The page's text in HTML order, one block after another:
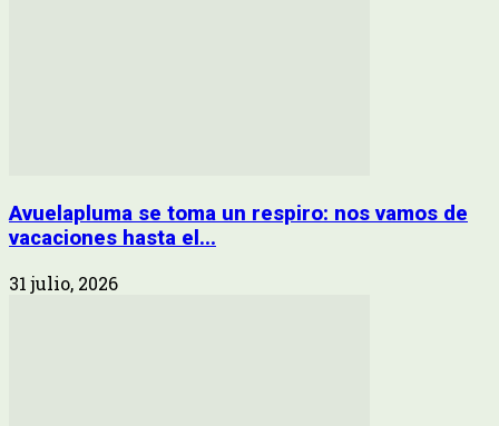
Avuelapluma se toma un respiro: nos vamos de
vacaciones hasta el...
31 julio, 2026